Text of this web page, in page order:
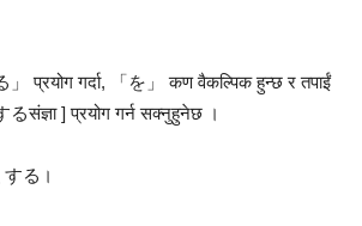
」 प्रयोग गर्दा, 「を」 कण वैकल्पिक हुन्छ र तपाईं
संज्ञा ] प्रयोग गर्न सक्नुहुनेछ ।
る।